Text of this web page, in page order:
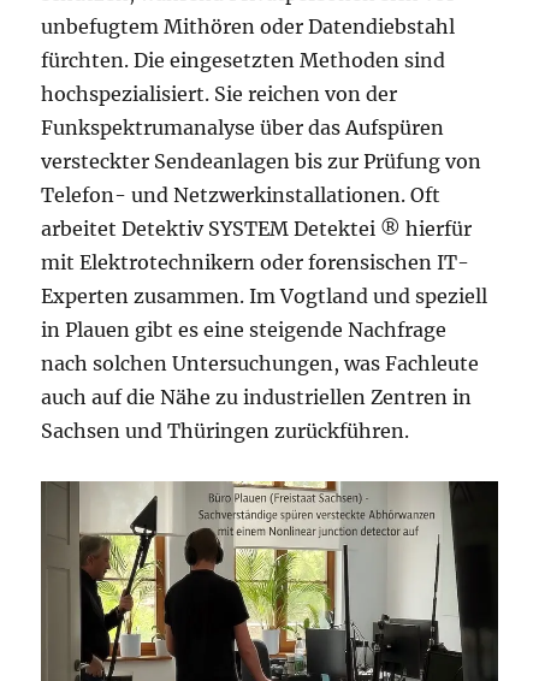
unbefugtem Mithören oder Datendiebstahl
fürchten. Die eingesetzten Methoden sind
hochspezialisiert. Sie reichen von der
Funkspektrumanalyse über das Aufspüren
versteckter Sendeanlagen bis zur Prüfung von
Telefon- und Netzwerkinstallationen. Oft
arbeitet Detektiv SYSTEM Detektei ® hierfür
mit Elektrotechnikern oder forensischen IT-
Experten zusammen. Im Vogtland und speziell
in Plauen gibt es eine steigende Nachfrage
nach solchen Untersuchungen, was Fachleute
auch auf die Nähe zu industriellen Zentren in
Sachsen und Thüringen zurückführen.